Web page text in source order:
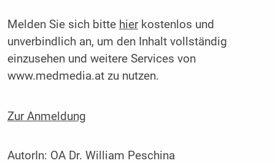
Melden Sie sich bitte hierkostenlos und
unverbindlich an, um den Inhalt vollständig
einzusehen und weitere Services von
www.medmedia.at zu nutzen.
Zur Anmeldung
AutorIn: OA Dr. William Peschina